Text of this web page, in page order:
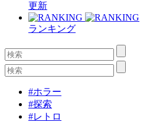
更新
ランキング
#ホラー
#探索
#レトロ